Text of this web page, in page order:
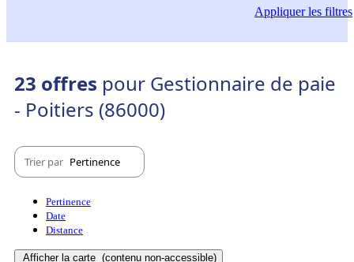
Appliquerles filtres
23 offres pour Gestionnaire de paie
- Poitiers (86000)
Trier par Pertinence
Pertinence
Date
Distance
Afficher la carte (contenu non-accessible)